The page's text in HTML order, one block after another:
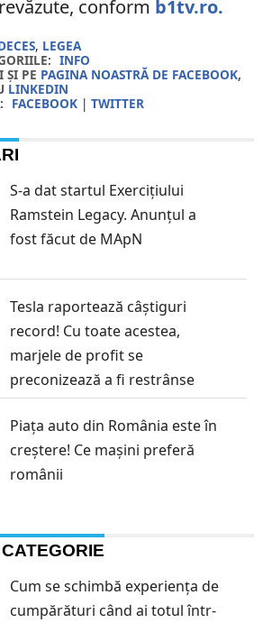
conform b1tv.ro.
, LEGEA
INFO
ȘI PE PAGINA NOASTRĂ DE FACEBOOK,
LINKEDIN
FACEBOOK| TWITTER
S-a dat startul Exercițiului
Ramstein Legacy. Anunțul a
fost făcut de MApN
Tesla raportează câștiguri
record! Cu toate acestea,
marjele de profit se
preconizează a fi restrânse
Piața auto din România este în
creștere! Ce mașini preferă
românii
Cum se schimbă experiența de
cumpărături când ai totul într-